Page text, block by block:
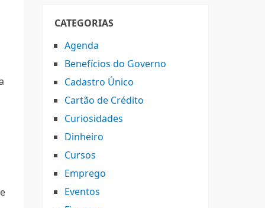
CATEGORIAS
Agenda
Benefícios do Governo
Cadastro Único
Cartão de Crédito
Curiosidades
Dinheiro
Cursos
Emprego
Eventos